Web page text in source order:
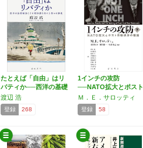
たとえば「自由」はリ
バティか──西洋の基礎
概…
渡辺 浩
登録 268
1インチの攻防
──NATO拡大とポスト
冷戦秩…
Ｍ．Ｅ．サロッティ
登録 58